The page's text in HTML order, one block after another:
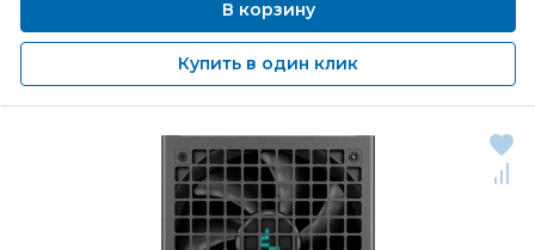
В корзину
Купить в один клик